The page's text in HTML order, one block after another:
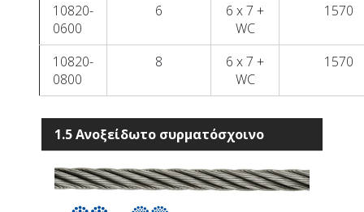
10820-
0600
6
6 x 7 +
WC
1570
10820-
0800
8
6 x 7 +
WC
1570
1.5 Ανοξείδωτο συρματόσχοινο